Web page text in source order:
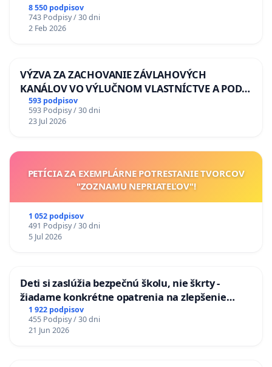
8 550 podpisov
743 Podpisy / 30 dni
2 Feb 2026
VÝZVA ZA ZACHOVANIE ZÁVLAHOVÝCH
KANÁLOV VO VÝLUČNOM VLASTNÍCTVE A POD
KONTROLOU SLOVENSKEJ REPUBLIKY & žiadosť
na riešenie zanedbaného stavu závlahových a
odvodňovacích kanálov na Slovensku
593 podpisov
593 Podpisy / 30 dni
23 Jul 2026
PETÍCIA ZA EXEMPLÁRNE POTRESTANIE TVORCOV
"ZOZNAMU NEPRIATEĽOV"!
1 052 podpisov
491 Podpisy / 30 dni
5 Jul 2026
Deti si zaslúžia bezpečnú školu, nie škrty -
žiadame konkrétne opatrenia na zlepšenie
situácie v školstve
1 922 podpisov
455 Podpisy / 30 dni
21 Jun 2026